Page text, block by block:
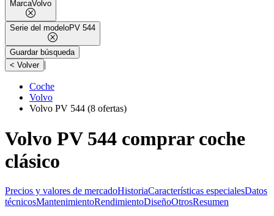
MarcaVolvo
Serie del modeloPV 544
Guardar búsqueda
< Volver |
Coche
Volvo
Volvo PV 544 (8 ofertas)
Volvo PV 544 comprar coche
clásico
Precios y valores de mercadoHistoriaCaracterísticas especialesDatos
técnicosMantenimientoRendimientoDiseñoOtrosResumen